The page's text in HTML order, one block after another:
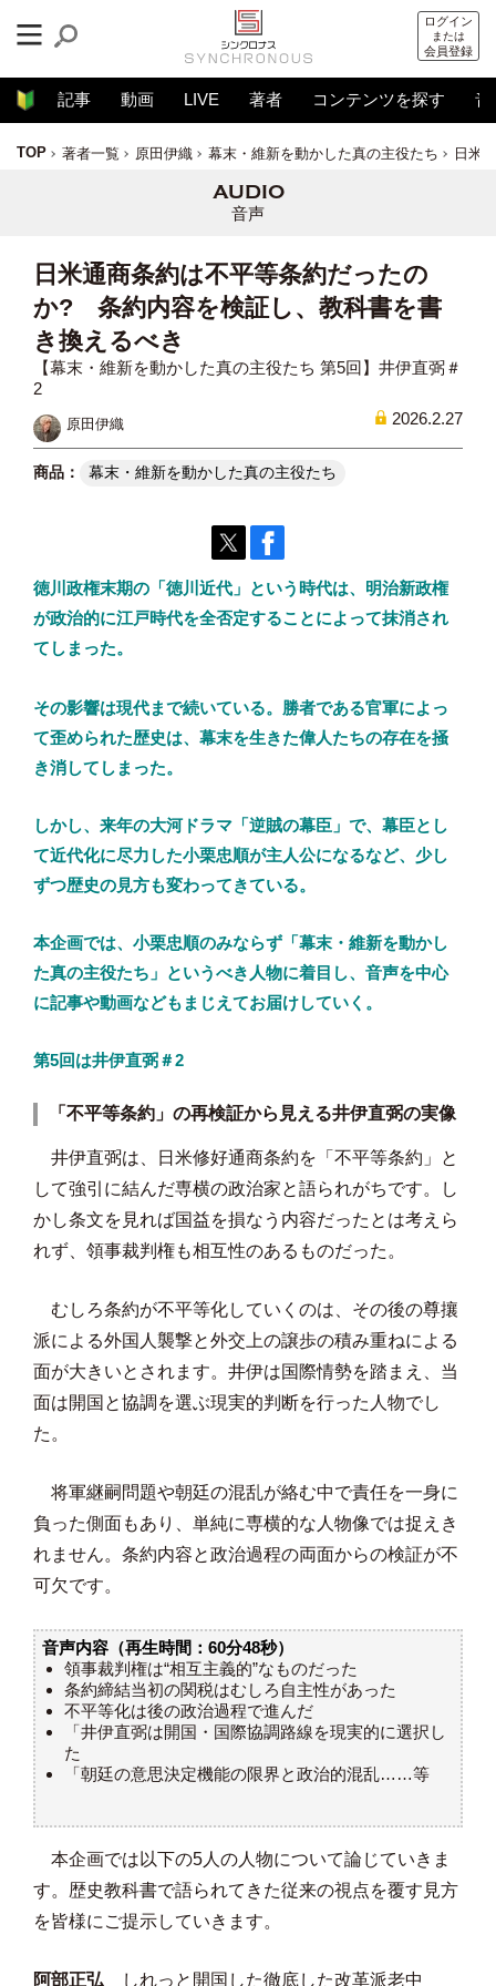
ログイン
または
会員登録
記事 動画 LIVE 著者 コンテンツを探す 音
TOP 著者一覧 原田伊織 幕末・維新を動かした真の主役たち 日米
音声
日米通商条約は不平等条約だったの
か? 条約内容を検証し、教科書を書
き換えるべき
【幕末・維新を動かした真の主役たち 第5回】井伊直弼＃
2
原田伊織 2026.2.27
幕末・維新を動かした真の主役たち
徳川政権末期の「徳川近代」という時代は、明治新政権
が政治的に江戸時代を全否定することによって抹消され
てしまった。
その影響は現代まで続いている。勝者である官軍によっ
て歪められた歴史は、幕末を生きた偉人たちの存在を掻
き消してしまった。
しかし、来年の大河ドラマ「逆賊の幕臣」で、幕臣とし
て近代化に尽力した小栗忠順が主人公になるなど、少し
ずつ歴史の見方も変わってきている。
本企画では、小栗忠順のみならず「幕末・維新を動かし
た真の主役たち」というべき人物に着目し、音声を中心
に記事や動画などもまじえてお届けしていく。
第5回は井伊直弼＃2
「不平等条約」の再検証から見える井伊直弼の実像
井伊直弼は、日米修好通商条約を「不平等条約」と
して強引に結んだ専横の政治家と語られがちです。し
かし条文を見れば国益を損なう内容だったとは考えら
れず、領事裁判権も相互性のあるものだった。
むしろ条約が不平等化していくのは、その後の尊攘
派による外国人襲撃と外交上の譲歩の積み重ねによる
面が大きいとされます。井伊は国際情勢を踏まえ、当
面は開国と協調を選ぶ現実的判断を行った人物でし
た。
将軍継嗣問題や朝廷の混乱が絡む中で責任を一身に
負った側面もあり、単純に専横的な人物像では捉えき
れません。条約内容と政治過程の両面からの検証が不
可欠です。
音声内容（再生時間：60分48秒）
領事裁判権は“相互主義的”なものだった
条約締結当初の関税はむしろ自主性があった
不平等化は後の政治過程で進んだ
「井伊直弼は開国・国際協調路線を現実的に選択し
た
「朝廷の意思決定機能の限界と政治的混乱……等
本企画では以下の5人の人物について論じていきま
す。歴史教科書で語られてきた従来の視点を覆す見方
を皆様にご提示していきます。
阿部正弘 しれっと開国した徹底した改革派老中